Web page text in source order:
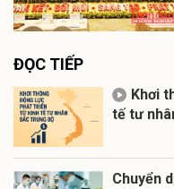
ĐỌC TIẾP
Khơi
tế tư
Chuyển